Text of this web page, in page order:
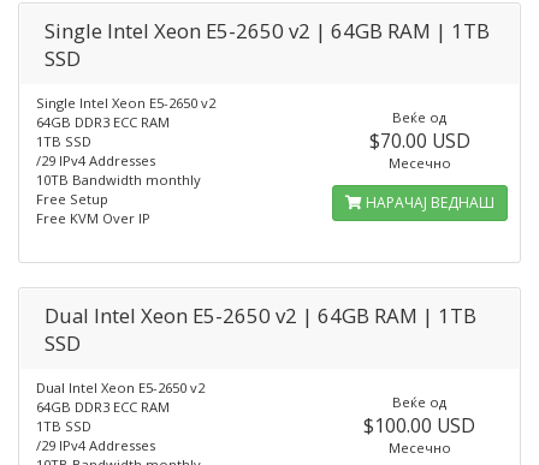
Single Intel Xeon E5-2650 v2 | 64GB RAM | 1TB
SSD
Single Intel Xeon E5-2650 v2
64GB DDR3 ECC RAM
1TB SSD
/29 IPv4 Addresses
10TB Bandwidth monthly
Free Setup
Free KVM Over IP
Веќе од
$70.00 USD
Месечно
НАРАЧАЈ ВЕДНАШ
Dual Intel Xeon E5-2650 v2 | 64GB RAM | 1TB
SSD
Dual Intel Xeon E5-2650 v2
64GB DDR3 ECC RAM
1TB SSD
/29 IPv4 Addresses
Веќе од
$100.00 USD
Месечно